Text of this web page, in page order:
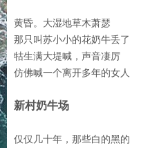
黄昏。大湿地草木萧瑟
那只叫苏小小的花奶牛丢了
牯生满大堤喊，声音凄厉
仿佛喊一个离开多年的女人
新村奶牛场
仅仅几十年，那些白的黑的